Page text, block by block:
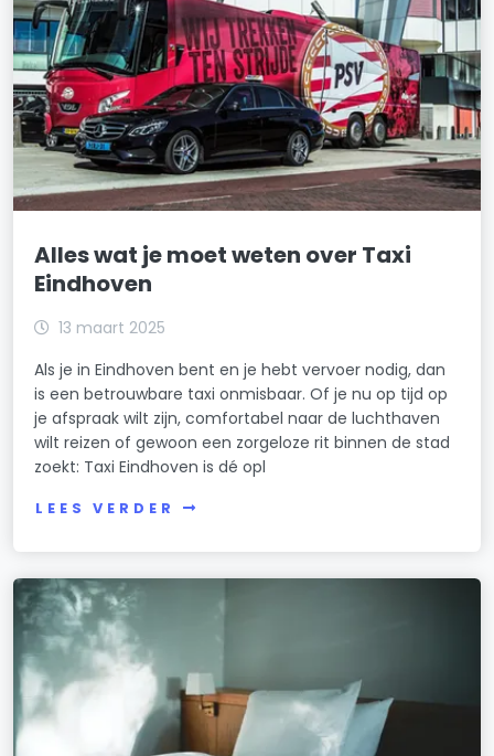
Alles wat je moet weten over Taxi
Eindhoven
13 maart 2025
Als je in Eindhoven bent en je hebt vervoer nodig, dan
is een betrouwbare taxi onmisbaar. Of je nu op tijd op
je afspraak wilt zijn, comfortabel naar de luchthaven
wilt reizen of gewoon een zorgeloze rit binnen de stad
zoekt: Taxi Eindhoven is dé opl
LEES VERDER